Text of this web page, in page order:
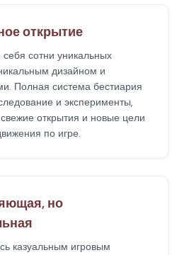
открытие
сотни уникальных
дизайном и
Полная система бестиария
и эксперименты,
открытия и новые цели
по игре.
но
казуальным игровым